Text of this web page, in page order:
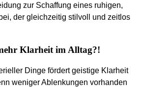
zur Schaffung eines ruhigen,
der gleichzeitig stilvoll und zeitlos
Klarheit im Alltag?!
Dinge fördert geistige Klarheit
weniger Ablenkungen vorhanden